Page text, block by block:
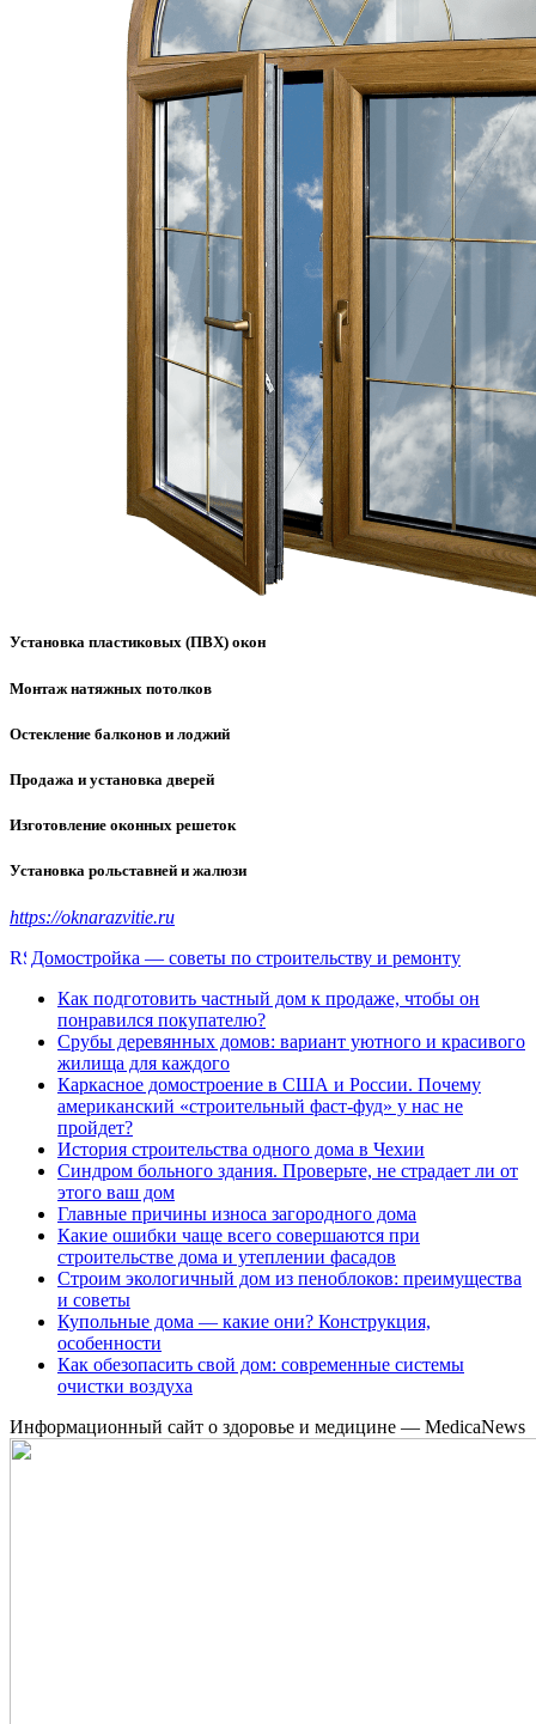
Установка пластиковых (ПВХ) окон
Монтаж натяжных потолков
Остекление балконов и лоджий
Продажа и установка дверей
Изготовление оконных решеток
Установка рольставней и жалюзи
https://oknarazvitie.ru
Домостройка — советы по строительству и ремонту
Как подготовить частный дом к продаже, чтобы он
понравился покупателю?
Срубы деревянных домов: вариант уютного и красивого
жилища для каждого
Каркасное домостроение в США и России. Почему
американский «строительный фаст-фуд» у нас не
пройдет?
История строительства одного дома в Чехии
Синдром больного здания. Проверьте, не страдает ли от
этого ваш дом
Главные причины износа загородного дома
Какие ошибки чаще всего совершаются при
строительстве дома и утеплении фасадов
Строим экологичный дом из пеноблоков: преимущества
и советы
Купольные дома — какие они? Конструкция,
особенности
Как обезопасить свой дом: современные системы
очистки воздуха
Информационный сайт о здоровье и медицине — MedicaNews